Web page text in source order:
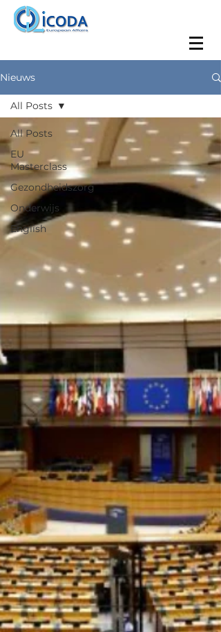
Nieuws
All Posts
EU
Masterclass
Gezondheidszorg
Onderwijs
English
All Posts